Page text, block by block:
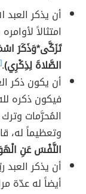
أن يذكر العبد
امتثالاً
تَزَكَّى*وَذَكَرَ
الصَّلاةَ لِذِكْرِي).[١٦]
أن يكون ذكر
فيكون ذكره
المُحرَّمات
وتعظيماً له،
النَّفْسَ عَنِ
أن يذكر العبد
أيضاً له عدّة